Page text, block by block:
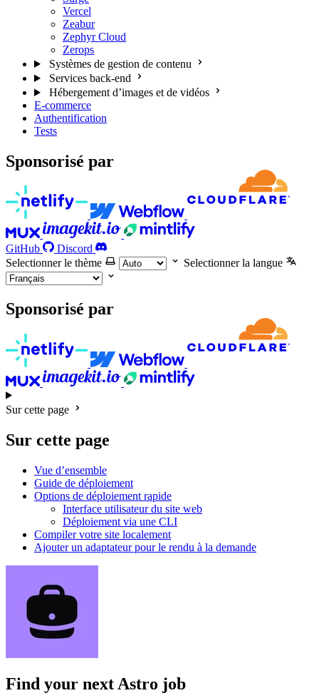
Vercel
Zeabur
Zephyr Cloud
Zerops
Systèmes de gestion de contenu
Services back-end
Hébergement d’images et de vidéos
E-commerce
Authentification
Tests
Sponsorisé par
GitHub
Discord
Selectionner le thème
Selectionner la langue
Sponsorisé par
Sur cette page
Sur cette page
Vue d’ensemble
Guide de déploiement
Options de déploiement rapide
Interface utilisateur du site web
Déploiement via une CLI
Compiler votre site localement
Ajouter un adaptateur pour le rendu à la demande
Find your nextAstro job